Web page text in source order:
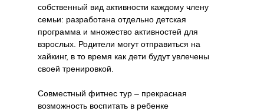
собственный вид активности каждому члену
семьи: разработана отдельно детская
программа и множество активностей для
взрослых. Родители могут отправиться на
хайкинг, в то время как дети будут увлечены
своей тренировкой.
Совместный фитнес тур – прекрасная
возможность воспитать в ребенке